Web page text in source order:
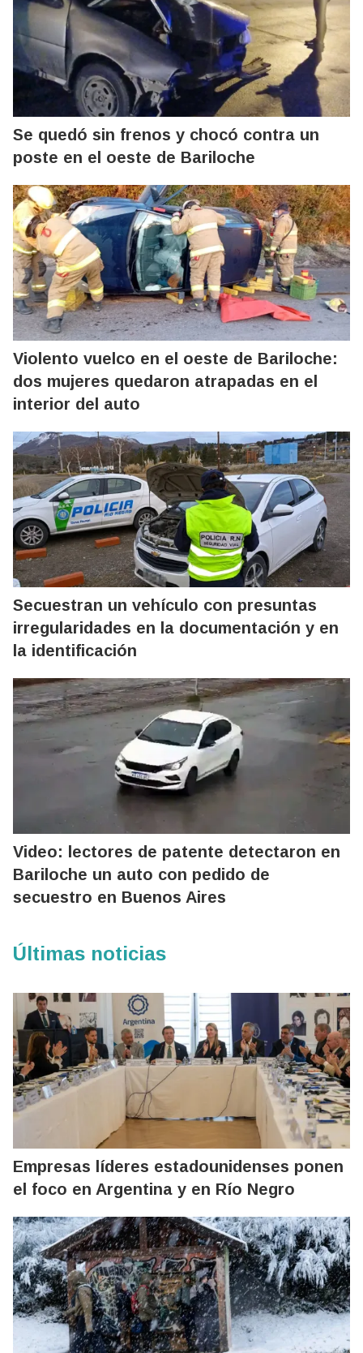
Se quedó sin frenos y chocó contra un
poste en el oeste de Bariloche
Violento vuelco en el oeste de Bariloche:
dos mujeres quedaron atrapadas en el
interior del auto
Secuestran un vehículo con presuntas
irregularidades en la documentación y en
la identificación
Video: lectores de patente detectaron en
Bariloche un auto con pedido de
secuestro en Buenos Aires
Últimas noticias
Empresas líderes estadounidenses ponen
el foco en Argentina y en Río Negro